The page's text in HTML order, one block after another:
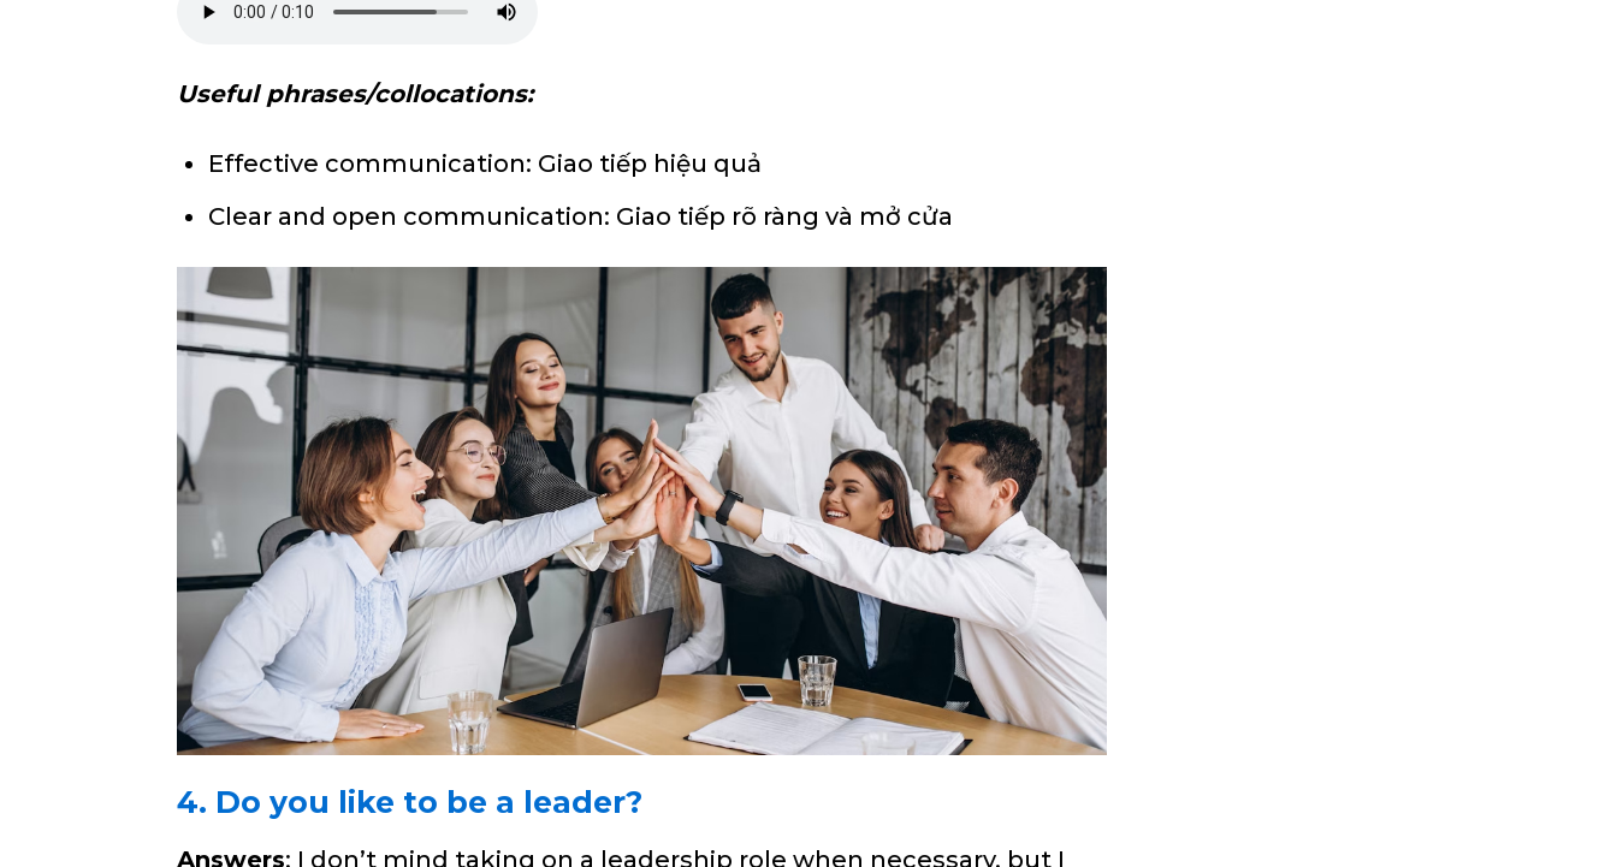
Useful phrases/collocations:
Effective communication: Giao tiếp hiệu quả
Clear and open communication: Giao tiếp rõ ràng và mở cửa
4. Do you like to be a leader?
Answers: I don’t mind taking on a leadership role when necessary, but I